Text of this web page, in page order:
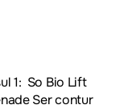
1: So Bio Lift
Ser contur